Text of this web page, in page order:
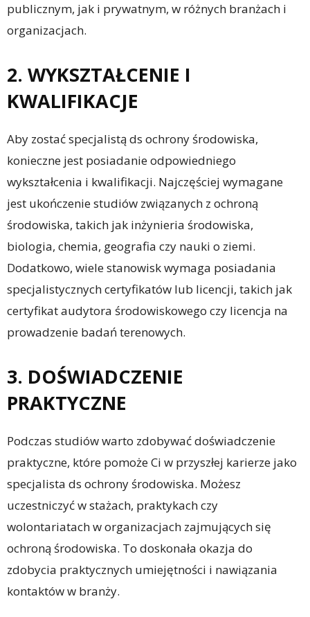
publicznym, jak i prywatnym, w różnych branżach i
organizacjach.
2. WYKSZTAŁCENIE I
KWALIFIKACJE
Aby zostać specjalistą ds ochrony środowiska,
konieczne jest posiadanie odpowiedniego
wykształcenia i kwalifikacji. Najczęściej wymagane
jest ukończenie studiów związanych z ochroną
środowiska, takich jak inżynieria środowiska,
biologia, chemia, geografia czy nauki o ziemi.
Dodatkowo, wiele stanowisk wymaga posiadania
specjalistycznych certyfikatów lub licencji, takich jak
certyfikat audytora środowiskowego czy licencja na
prowadzenie badań terenowych.
3. DOŚWIADCZENIE
PRAKTYCZNE
Podczas studiów warto zdobywać doświadczenie
praktyczne, które pomoże Ci w przyszłej karierze jako
specjalista ds ochrony środowiska. Możesz
uczestniczyć w stażach, praktykach czy
wolontariatach w organizacjach zajmujących się
ochroną środowiska. To doskonała okazja do
zdobycia praktycznych umiejętności i nawiązania
kontaktów w branży.